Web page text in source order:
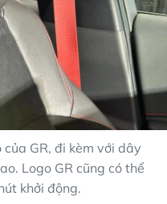
GR, đi kèm với dây
Logo GR cũng có thể
khởi động.